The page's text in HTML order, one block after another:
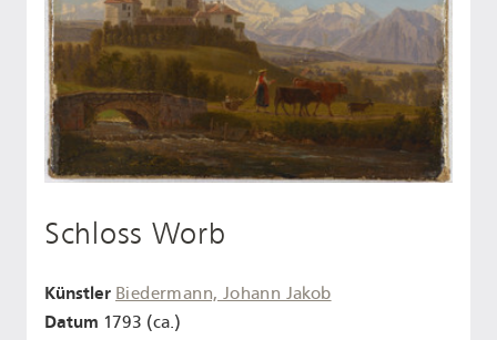
Schloss Worb
Künstler Biedermann, Johann Jakob
Datum 1793 (ca.)